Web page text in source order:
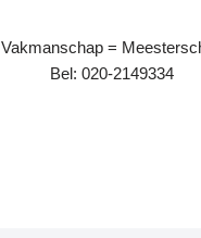
Vakmanschap =
Bel: 020-2149334